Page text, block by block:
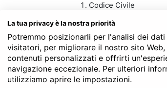
Codice Civile
LIBRO PRIMO -
TITOLO VI - Del
Capo VI - Del regime
Sezione III - Della
Art. 197
La tua privacy è la nostra priorità
Potremmo posizionarli per l'analisi dei
visitatori, per migliorare il nostro sito
contenuti personalizzati e offrirti
navigazione eccezionale. Per ulteriori
utilizziamo aprire le impostazioni.